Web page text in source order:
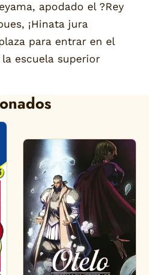
apodado el ?Rey
¡Hinata jura
para entrar en el
escuela superior